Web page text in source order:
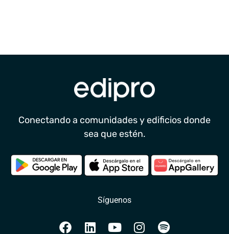
Conectando a comunidades y edificios donde
sea que estén.
Síguenos